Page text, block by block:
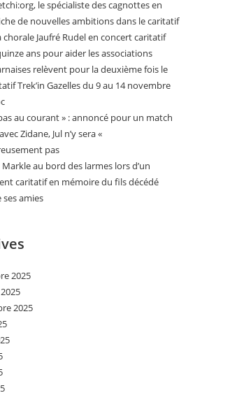
le spécialiste des cagnottes en
de nouvelles ambitions dans le caritatif
chorale Jaufré Rudel en concert caritatif
ans pour aider les associations
relèvent pour la deuxième fois le
Trek’in Gazelles du 9 au 14 novembre
pas au courant » : annoncé pour un match
Zidane, Jul n’y sera «
pas
au bord des larmes lors d’un
caritatif en mémoire du fils décédé
ses amies
2025
2025